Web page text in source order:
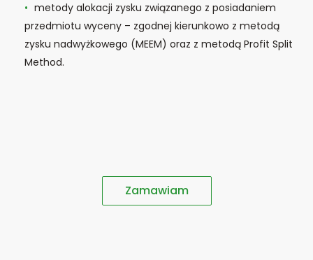
metody alokacji zysku związanego z posiadaniem
przedmiotu wyceny – zgodnej kierunkowo z metodą
zysku nadwyżkowego (MEEM) oraz z metodą Profit Split
Method.
Zamawiam